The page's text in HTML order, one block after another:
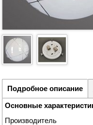
Подробное описание
Основные
Производитель